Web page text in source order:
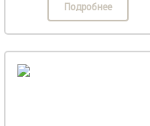
Подробнее